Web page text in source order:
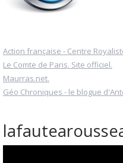
Action française - Centre
Le Comte de Paris. Site officiel.
Maurras.net.
Géo Chroniques - le blogue